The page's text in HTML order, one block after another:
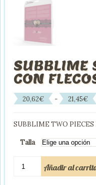
SUBBLIME
CON
20,62€ - 21,45€
SUBBLIME TWO
Talla
SET
Añadir al